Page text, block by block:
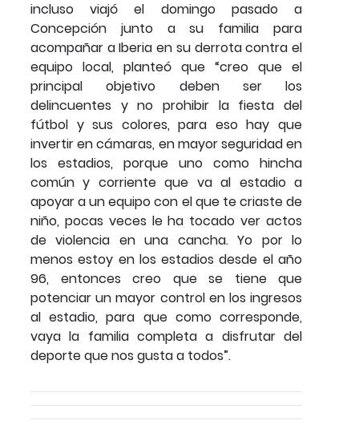
incluso viajó el domingo pasado a
Concepción junto a su familia para
acompañar a Iberia en su derrota contra el
equipo local, planteó que “creo que el
principal objetivo deben ser los
delincuentes y no prohibir la fiesta del
fútbol y sus colores, para eso hay que
invertir en cámaras, en mayor seguridad en
los estadios, porque uno como hincha
común y corriente que va al estadio a
apoyar a un equipo con el que te criaste de
niño, pocas veces le ha tocado ver actos
de violencia en una cancha. Yo por lo
menos estoy en los estadios desde el año
96, entonces creo que se tiene que
potenciar un mayor control en los ingresos
al estadio, para que como corresponde,
vaya la familia completa a disfrutar del
deporte que nos gusta a todos”.